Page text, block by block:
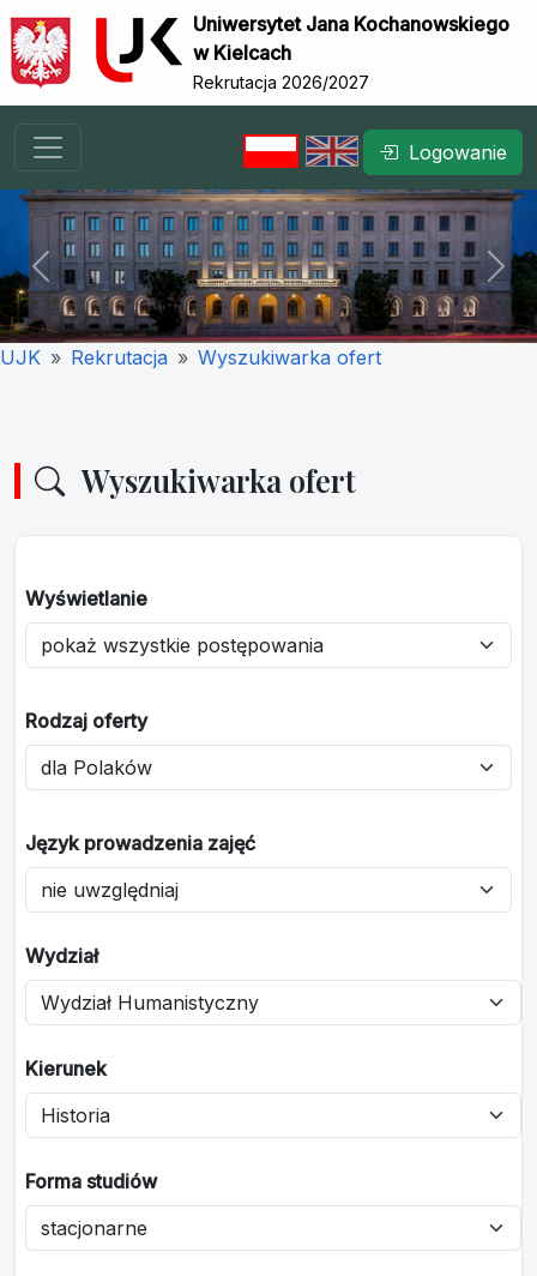
Uniwersytet Jana Kochanowskiego
w Kielcach
Rekrutacja 2026/2027
Logowanie
Previous Next
UJK Rekrutacja Wyszukiwarka ofert
Wyszukiwarka ofert
Wyświetlanie
Rodzaj oferty
Język prowadzenia zajęć
Wydział
Kierunek
Forma studiów